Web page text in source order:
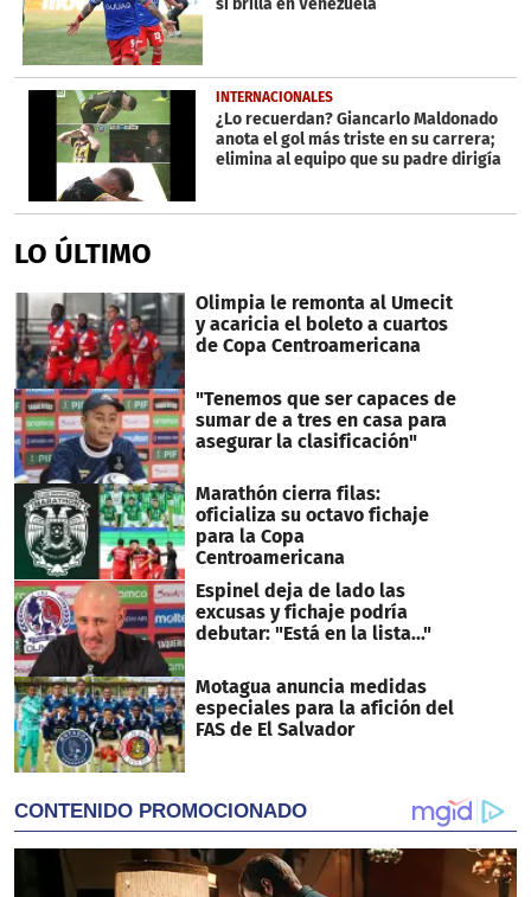
seconds
INTERNACIONALES
¿Lo recuerdan? Giancarlo Maldonado
anota el gol más triste en su carrera;
elimina al equipo que su padre dirigía
LO ÚLTIMO
Olimpia le remonta al Umecit
y acaricia el boleto a cuartos
de Copa Centroamericana
"Tenemos que ser capaces de
sumar de a tres en casa para
asegurar la clasificación"
Marathón cierra filas:
oficializa su octavo fichaje
para la Copa
Centroamericana
Espinel deja de lado las
excusas y fichaje podría
debutar: "Está en la lista..."
Motagua anuncia medidas
especiales para la afición del
FAS de El Salvador